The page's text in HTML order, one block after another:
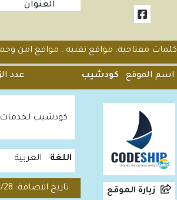
العنوان
كلمات مفتاحية: مواقع تقنيه . مواقع امن
اسم الموقع كودشيب عدد
زيارة الموقع
كودشيب لخدمات
اللغة العربية
تاريخ الاضافة: 2024/04/28